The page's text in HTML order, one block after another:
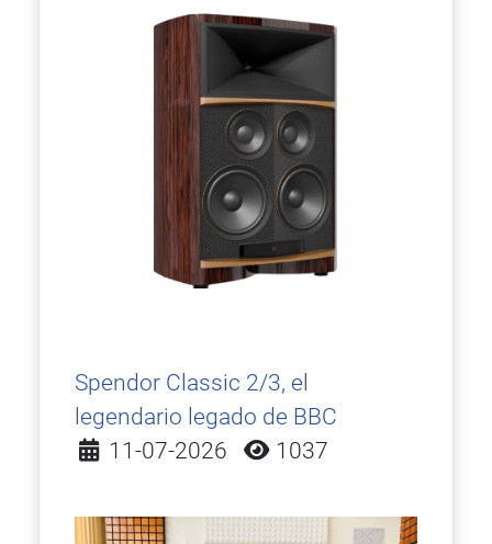
Spendor Classic 2/3, el
legendario legado de BBC
Detalles
11-07-2026 1037